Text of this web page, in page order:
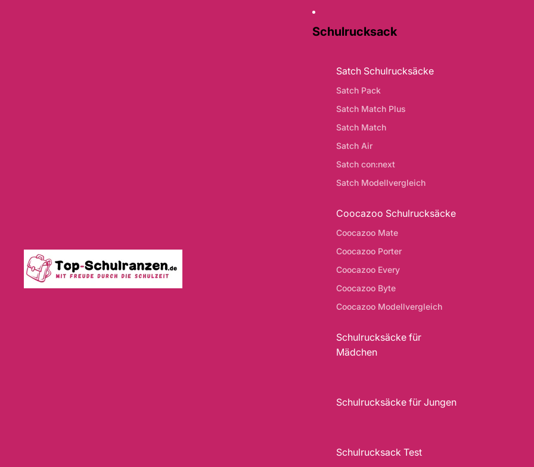
Schulrucksack
Satch Schulrucksäcke
Satch Pack
Satch Match Plus
Satch Match
Satch Air
Satch con:next
Satch Modellvergleich
Coocazoo Schulrucksäcke
Coocazoo Mate
Coocazoo Porter
Coocazoo Every
Coocazoo Byte
Coocazoo Modellvergleich
Schulrucksäcke für
Mädchen
Schulrucksäcke für Jungen
Schulrucksack Test